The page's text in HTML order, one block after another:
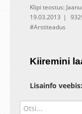
Klipi teostus:
19.03.2013
Arstiteadus
Lisainfo veebis: